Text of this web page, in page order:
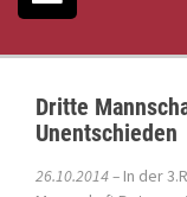
Dritte
Unentschieden
26.10.2014 – In der